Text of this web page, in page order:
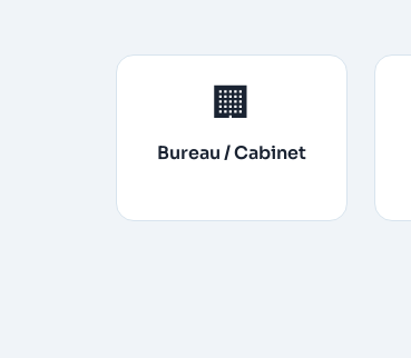
🏢
Bureau / Cabinet